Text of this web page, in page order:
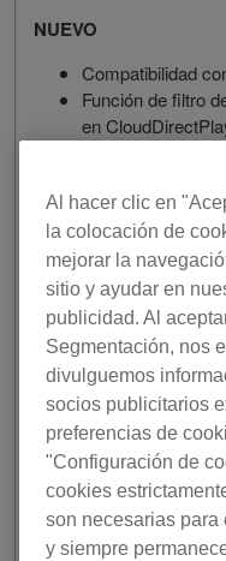
NUEVO
Compatibilidad
Función de filtro
en
MEJORADO
En macOS, se
para interfaces
d2xx).
SOLUCIONADO
Corrección de
CAMBIO
Cloud Library
ahora gratis.
Al hacer clic en
la colocación de
mejorar la
sitio y ayudar en
publicidad. Al
Segmentación, nos
divulguemos
socios publicitarios
preferencias de
"Configuración de
cookies
son necesarias
y siempre